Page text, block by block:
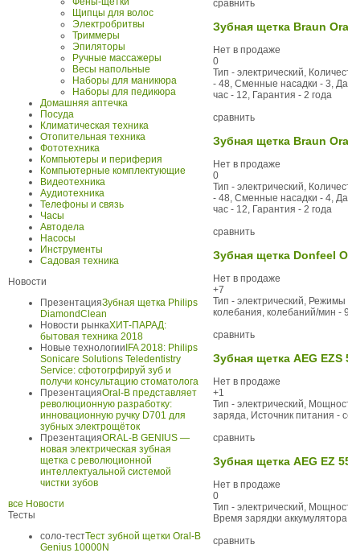
сравнить
Зубная щетка Braun
Нет в продаже
0
Тип - электрический,
- 48, Сменные насадки - 3,
час - 12, Гарантия - 2 года
сравнить
Зубная щетка Braun
Нет в продаже
0
Тип - электрический,
- 48, Сменные насадки - 4,
час - 12, Гарантия - 2 года
сравнить
Зубная щетка Donfeel
Нет в продаже
+7
Тип - электрический, Режимы
колебания, колебаний/мин -
сравнить
Зубная щетка AEG EZS
Нет в продаже
+1
Тип - электрический,
заряда, Источник питания -
сравнить
Зубная щетка AEG EZ
Нет в продаже
0
Тип - электрический,
Время зарядки
сравнить
Щипцы для волос
Электробритвы
Триммеры
Эпиляторы
Ручные массажеры
Весы напольные
Наборы для маникюра
Наборы для педикюра
Домашняя аптечка
Посуда
Климатическая техника
Отопительная техника
Фототехника
Компьютеры и периферия
Компьютерные комплектующие
Видеотехника
Аудиотехника
Телефоны и связь
Часы
Автодела
Насосы
Инструменты
Садовая техника
Новости
ПрезентацияЗубная щетка Philips
DiamondClean
Новости рынкаХИТ-ПАРАД:
бытовая техника 2018
Новые технологии IFA 2018: Philips
Sonicare Solutions Teledentistry
Service: сфотогрфируй зуб и
получи консультацию стоматолога
ПрезентацияOral-B представляет
революционную разработку:
инновационную ручку D701 для
зубных электрощёток
ПрезентацияORAL-B GENIUS —
новая электрическая зубная
щетка с революционной
интеллектуальной системой
чистки зубов
все Новости
Тесты
соло-тестТест зубной щетки Oral-B
Genius 10000N